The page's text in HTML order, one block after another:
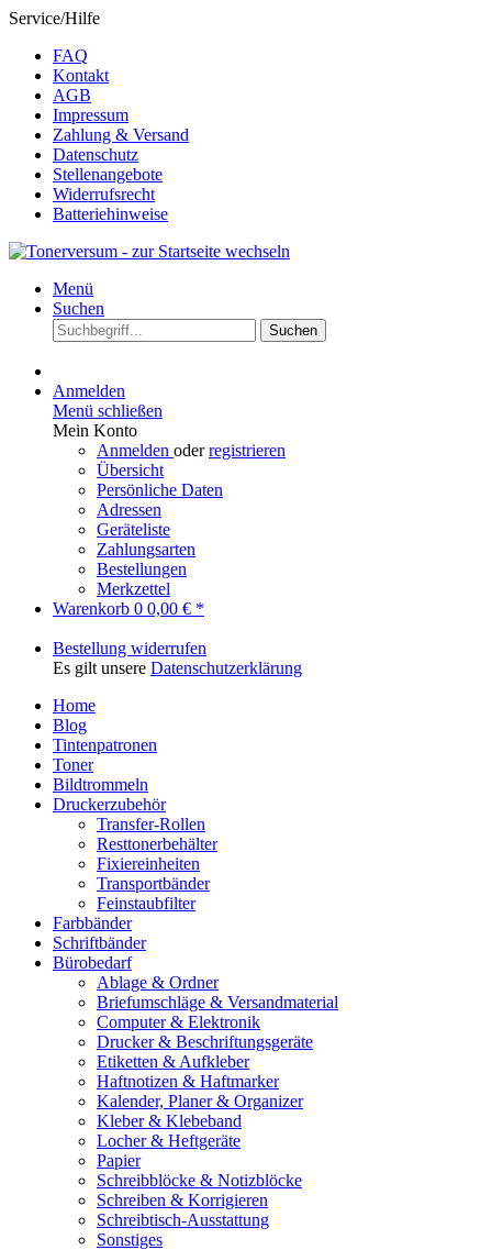
Service/Hilfe
FAQ
Kontakt
AGB
Impressum
Zahlung & Versand
Datenschutz
Stellenangebote
Widerrufsrecht
Batteriehinweise
Menü
Suchen
Suchen
Anmelden
Menü schließen
Mein Konto
Anmelden oderregistrieren
Übersicht
Persönliche Daten
Adressen
Geräteliste
Zahlungsarten
Bestellungen
Merkzettel
Warenkorb 0 0,00 € *
Bestellung widerrufen
Es gilt unsere Datenschutzerklärung
Home
Blog
Tintenpatronen
Toner
Bildtrommeln
Druckerzubehör
Transfer-Rollen
Resttonerbehälter
Fixiereinheiten
Transportbänder
Feinstaubfilter
Farbbänder
Schriftbänder
Bürobedarf
Ablage & Ordner
Briefumschläge & Versandmaterial
Computer & Elektronik
Drucker & Beschriftungsgeräte
Etiketten & Aufkleber
Haftnotizen & Haftmarker
Kalender, Planer & Organizer
Kleber & Klebeband
Locher & Heftgeräte
Papier
Schreibblöcke & Notizblöcke
Schreiben & Korrigieren
Schreibtisch-Ausstattung
Sonstiges